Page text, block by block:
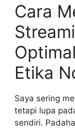
Cara
Etika
Saya sering
tetapi lupa
sendiri.